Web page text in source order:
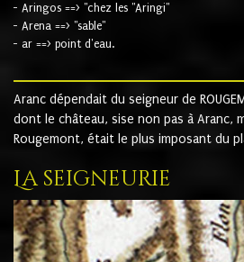
- Aringos ==> "chez les "Aringi"
- Arena ==> "sable"
- ar ==> point d'eau.
Aranc dépendait du seigneur de
dont le château, sise non pas à Aranc,
Rougemont, était le plus imposant du
La seigneurie